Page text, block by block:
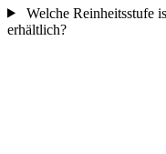
Welche Reinheitsstufe
erhältlich?